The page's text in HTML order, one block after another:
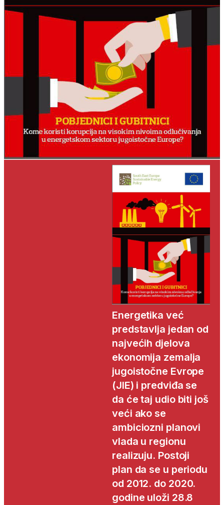
Energetika već
predstavlja jedan od
najvećih djelova
ekonomija zemalja
jugoistočne Evrope
(JIE) i predviđa se
da će taj udio biti još
veći ako se
ambiciozni planovi
vlada u regionu
realizuju. Postoji
plan da se u periodu
od 2012. do 2020.
godine uloži 28.8